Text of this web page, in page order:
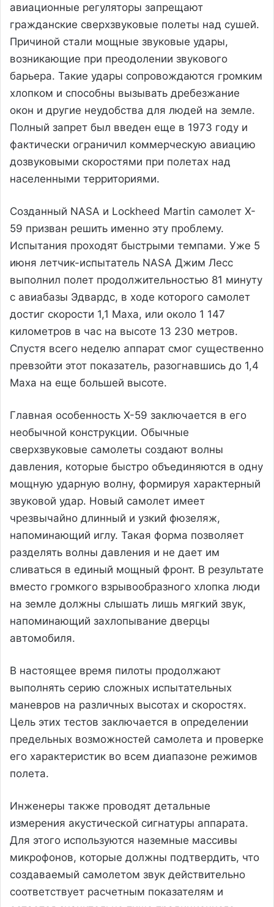
авиационные регуляторы запрещают
гражданские сверхзвуковые полеты над сушей.
Причиной стали мощные звуковые удары,
возникающие при преодолении звукового
барьера. Такие удары сопровождаются громким
хлопком и способны вызывать дребезжание
окон и другие неудобства для людей на земле.
Полный запрет был введен еще в 1973 году и
фактически ограничил коммерческую авиацию
дозвуковыми скоростями при полетах над
населенными территориями.
Созданный NASA и Lockheed Martin самолет X-
59 призван решить именно эту проблему.
Испытания проходят быстрыми темпами. Уже 5
июня летчик-испытатель NASA Джим Лесс
выполнил полет продолжительностью 81 минуту
с авиабазы Эдвардс, в ходе которого самолет
достиг скорости 1,1 Маха, или около 1 147
километров в час на высоте 13 230 метров.
Спустя всего неделю аппарат смог существенно
превзойти этот показатель, разогнавшись до 1,4
Маха на еще большей высоте.
Главная особенность X-59 заключается в его
необычной конструкции. Обычные
сверхзвуковые самолеты создают волны
давления, которые быстро объединяются в одну
мощную ударную волну, формируя характерный
звуковой удар. Новый самолет имеет
чрезвычайно длинный и узкий фюзеляж,
напоминающий иглу. Такая форма позволяет
разделять волны давления и не дает им
сливаться в единый мощный фронт. В результате
вместо громкого взрывообразного хлопка люди
на земле должны слышать лишь мягкий звук,
напоминающий захлопывание дверцы
автомобиля.
В настоящее время пилоты продолжают
выполнять серию сложных испытательных
маневров на различных высотах и скоростях.
Цель этих тестов заключается в определении
предельных возможностей самолета и проверке
его характеристик во всем диапазоне режимов
полета.
Инженеры также проводят детальные
измерения акустической сигнатуры аппарата.
Для этого используются наземные массивы
микрофонов, которые должны подтвердить, что
создаваемый самолетом звук действительно
соответствует расчетным показателям и